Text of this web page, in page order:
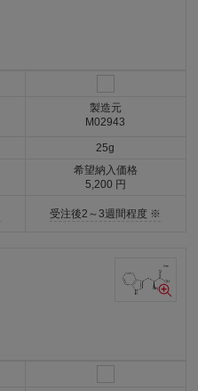
製造元
M02943
25g
希望納入価格
5,200 円
受注後2～3週間程度 ※